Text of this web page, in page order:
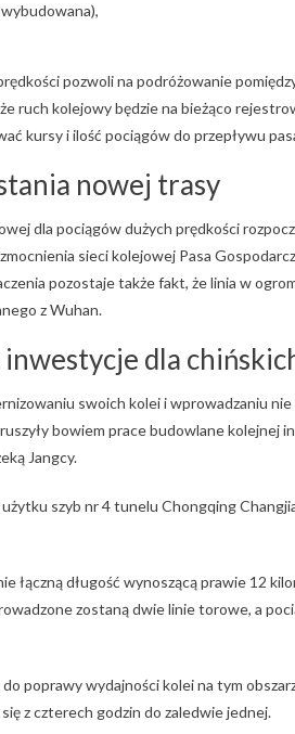
pozwoli na podróżowanie
ruch kolejowy będzie na bieżąco
kursy i ilość pociągów do przepływu
nowej trasy
dla pociągów dużych prędkości
sieci kolejowej Pasa
pozostaje także fakt, że linia w
z Wuhan.
dla
swoich kolei i wprowadzaniu
bowiem prace budowlane kolejnej
Jangcy.
szyb nr 4 tunelu Chongqing
łączną długość wynoszącą prawie 12
zostaną dwie linie torowe, a
poprawy wydajności kolei na tym
z czterech godzin do zaledwie jednej.